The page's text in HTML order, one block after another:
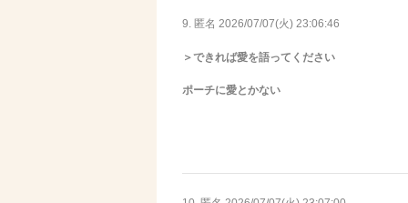
9. 匿名 2026/07/07(火) 23:06:46
＞できれば愛を語ってください
ポーチに愛とかない